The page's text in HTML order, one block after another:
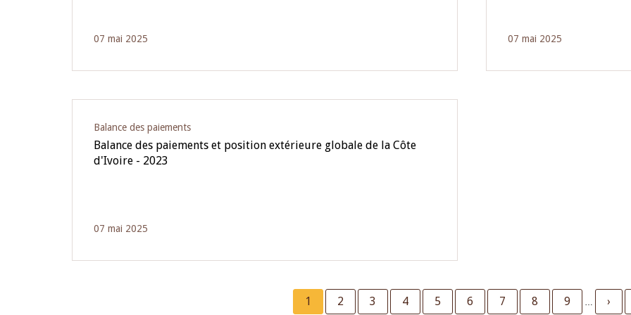
07 mai 2025 07 mai 2025
Balance des paiements
Balance des paiements et position extérieure globale de la Côte
d'Ivoire - 2023
07 mai 2025
Current
1 Page
2 Page
3 Page
4 Page
5 Page
6 Page
7 Page
8 Page
9 …
Next
›